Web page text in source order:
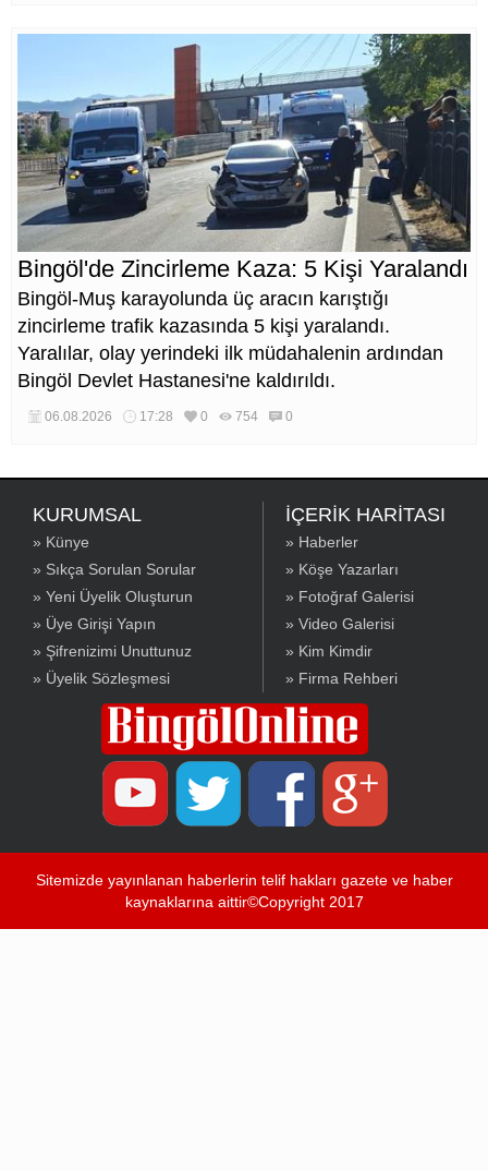
Bingöl'de Zincirleme Kaza: 5 Kişi Yaralandı
Bingöl-Muş karayolunda üç aracın karıştığı
zincirleme trafik kazasında 5 kişi yaralandı.
Yaralılar, olay yerindeki ilk müdahalenin ardından
Bingöl Devlet Hastanesi'ne kaldırıldı.
06.08.2026 17:28 0 754 0
KURUMSAL
» Künye
» Sıkça Sorulan Sorular
» Yeni Üyelik Oluşturun
» Üye Girişi Yapın
» Şifrenizimi Unuttunuz
» Üyelik Sözleşmesi
İÇERİK HARİTASI
» Haberler
» Köşe Yazarları
» Fotoğraf Galerisi
» Video Galerisi
» Kim Kimdir
» Firma Rehberi
Sitemizde yayınlanan haberlerin telif hakları gazete ve haber
kaynaklarına aittir©Copyright 2017